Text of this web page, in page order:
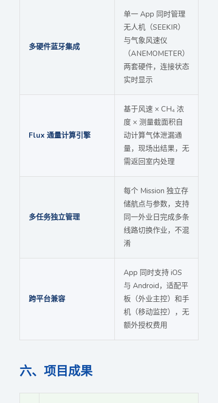
多硬件蓝牙集成
单一 App 同时管理
无人机（SEEKIR）
与气象风速仪
（ANEMOMETER）
两套硬件，连接状态
实时显示
Flux 通量计算引擎
基于风速 × CH₄ 浓
度 × 测量截面积自
动计算气体泄漏通
量，现场出结果，无
需返回室内处理
多任务独立管理
每个 Mission 独立存
储航点与参数，支持
同一外业日完成多条
线路切换作业，不混
淆
跨平台兼容
App 同时支持 iOS
与 Android，适配平
板（外业主控）和手
机（移动监控），无
额外授权费用
六、项目成果